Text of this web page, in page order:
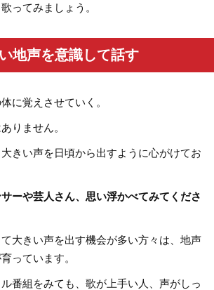
ってみましょう。
地声を意識して話す
に覚えさせていく。
りません。
きい声を日頃から出すように心がけてお
ーや芸人さん、思い浮かべてみてくださ
大きい声を出す機会が多い方々は、地声
っています。
番組をみても、歌が上手い人、声がしっ